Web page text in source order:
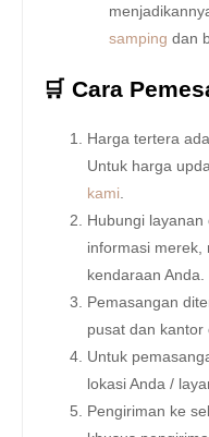
samping dan
🛒 Cara
Harga tertera
Untuk harga
kami
Hubungi
informasi merek,
kendaraan Anda.
Pemasangan
pusat dan kantor
Untuk
lokasi Anda /
Pengiriman ke